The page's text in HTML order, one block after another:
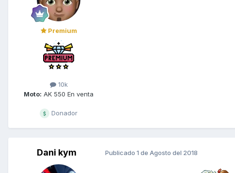
Premium
10k
Moto: AK 550 En venta
Donador
Dani kym Publicado 1 de Agosto del 2018